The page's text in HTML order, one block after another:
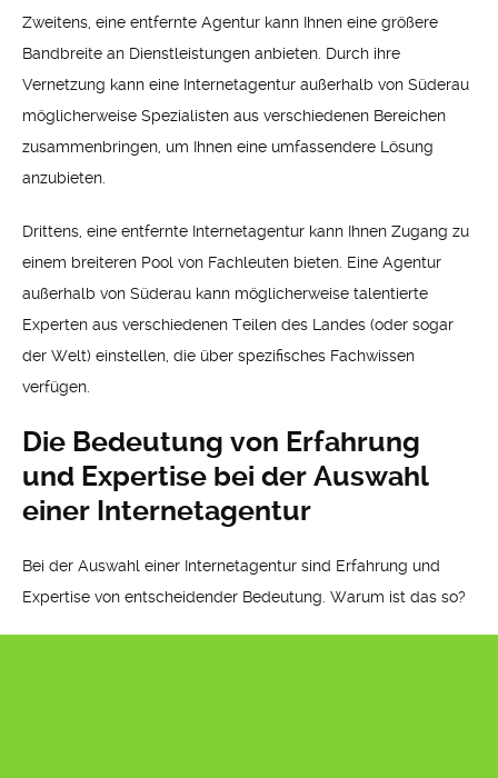
Zweitens, eine entfernte Agentur kann Ihnen eine größere
Bandbreite an Dienstleistungen anbieten. Durch ihre
Vernetzung kann eine Internetagentur außerhalb von Süderau
möglicherweise Spezialisten aus verschiedenen Bereichen
zusammenbringen, um Ihnen eine umfassendere Lösung
anzubieten.
Drittens, eine entfernte Internetagentur kann Ihnen Zugang zu
einem breiteren Pool von Fachleuten bieten. Eine Agentur
außerhalb von Süderau kann möglicherweise talentierte
Experten aus verschiedenen Teilen des Landes (oder sogar
der Welt) einstellen, die über spezifisches Fachwissen
verfügen.
Die Bedeutung von Erfahrung
und Expertise bei der Auswahl
einer Internetagentur
Bei der Auswahl einer Internetagentur sind Erfahrung und
Expertise von entscheidender Bedeutung. Warum ist das so?